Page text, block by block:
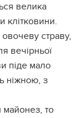
велика
клітковини.
страву,
вечірньої
піде мало
ніжною, з
майонез, то